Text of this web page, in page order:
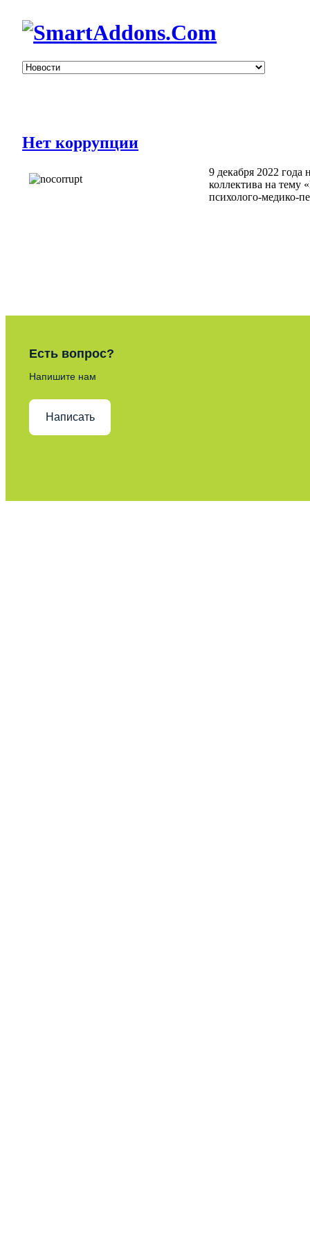
Нет коррупции
9 декабря 2022
коллектива на тему
психолого-медико-
Есть вопрос?
Напишите нам
Написать